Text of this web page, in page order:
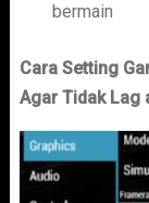
bermain
Cara Setting
Agar Tidak Lag